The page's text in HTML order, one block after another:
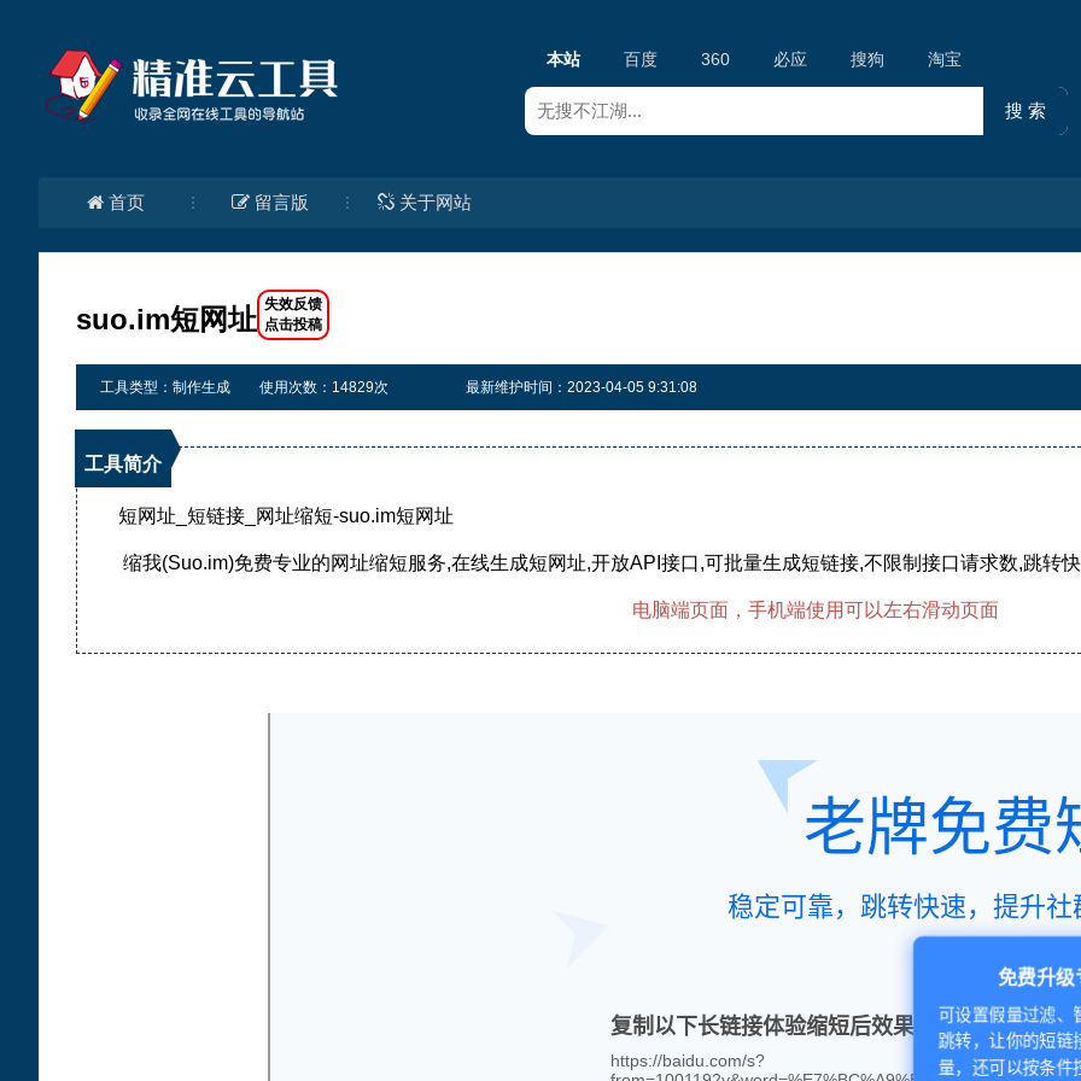
本站 百度 360 必应 搜狗 淘宝
首页 留言版 关于网站
suo.im短网址
工具类型：制作生成 使用次数：14829次 最新维护时间：2023-04-05 9:31:08
工具简介
短网址_短链接_网址缩短-suo.im短网址
缩我(Suo.im)免费专业的网址缩短服务,在线生成短网址,开放API接口,可批量生成短链接,不限制接口请求数,跳转
电脑端页面，手机端使用可以左右滑动页面